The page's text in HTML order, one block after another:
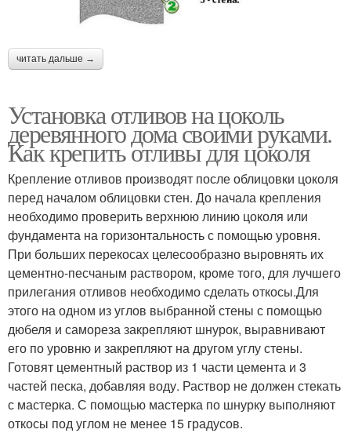
читать дальше →
Установка отливов на цоколь
деревянного дома своими руками.
Как крепить отливы для цоколя
Крепление отливов производят после облицовки цоколя
перед началом облицовки стен. До начала крепления
необходимо проверить верхнюю линию цоколя или
фундамента на горизонтальность с помощью уровня.
При больших перекосах целесообразно выровнять их
цементно-песчаным раствором, кроме того, для лучшего
прилегания отливов необходимо сделать откосы.Для
этого на одном из углов выбранной стены с помощью
дюбеля и самореза закрепляют шнурок, выравнивают
его по уровню и закрепляют на другом углу стены.
Готовят цементный раствор из 1 части цемента и 3
частей песка, добавляя воду. Раствор не должен стекать
с мастерка. С помощью мастерка по шнурку выполняют
откосы под углом не менее 15 градусов.